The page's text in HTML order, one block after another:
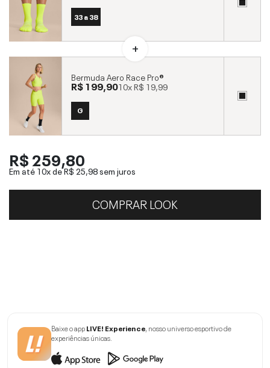
33 a 38
Bermuda Aero Race Pro®
R$ 199,9010xR$ 19,99
G
R$ 259,80
Em até 10x deR$ 25,98sem juros
COMPRAR LOOK
Baixe o appLIVE! Experience , nosso universo esportivo de
experiências únicas.